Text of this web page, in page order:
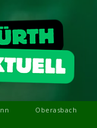
Oberasbach